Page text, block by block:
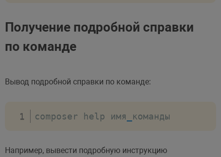
Получение подробной справки
по команде
Вывод подробной справки по команде:
composer help имя команды
Например, вывести подробную инструкцию